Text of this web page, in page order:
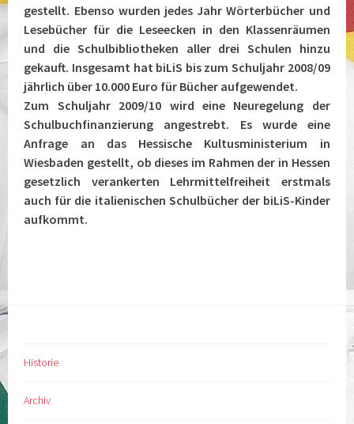
gestellt. Ebenso wurden jedes Jahr Wörterbücher und
Lesebücher für die Leseecken in den Klassenräumen
und die Schulbibliotheken aller drei Schulen hinzu
gekauft. Insgesamt hat biLiS bis zum Schuljahr 2008/09
jährlich über 10.000 Euro für Bücher aufgewendet.
Zum Schuljahr 2009/10 wird eine Neuregelung der
Schulbuchfinanzierung angestrebt. Es wurde eine
Anfrage an das Hessische Kultusministerium in
Wiesbaden gestellt, ob dieses im Rahmen der in Hessen
gesetzlich verankerten Lehrmittelfreiheit erstmals
auch für die italienischen Schulbücher der biLiS-Kinder
aufkommt.
Historie
Archiv